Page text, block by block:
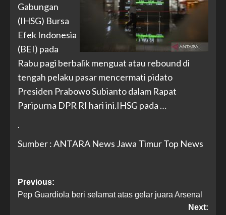
Gabungan
(IHSG) Bursa
Efek Indonesia
(BEI) pada
Rabu pagi berbalik menguat atau rebound di
tengah pelaku pasar mencermati pidato
Presiden Prabowo Subianto dalam Rapat
Paripurna DPR RI hari ini.IHSG pada …
.
Sumber : ANTARA News Jawa Timur Top News
Previous:
Pep Guardiola beri selamat atas gelar juara Arsenal
Next: